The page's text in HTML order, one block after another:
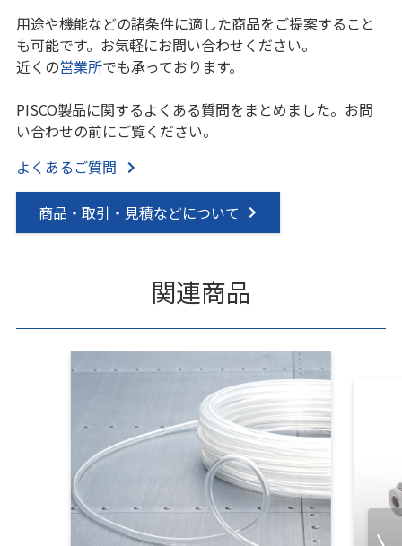
用途や機能などの諸条件に適した商品をご提案すること
も可能です。お気軽にお問い合わせください。
近くの営業所でも承っております。
PISCO製品に関するよくある質問をまとめました。お問
い合わせの前にご覧ください。
よくあるご質問
商品・取引・見積などについて
関連商品